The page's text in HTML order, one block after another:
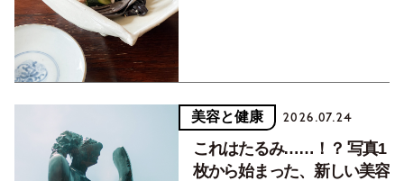
美容と健康 2026.07.24
これはたるみ……！？ 写真1
枚から始まった、新しい美容